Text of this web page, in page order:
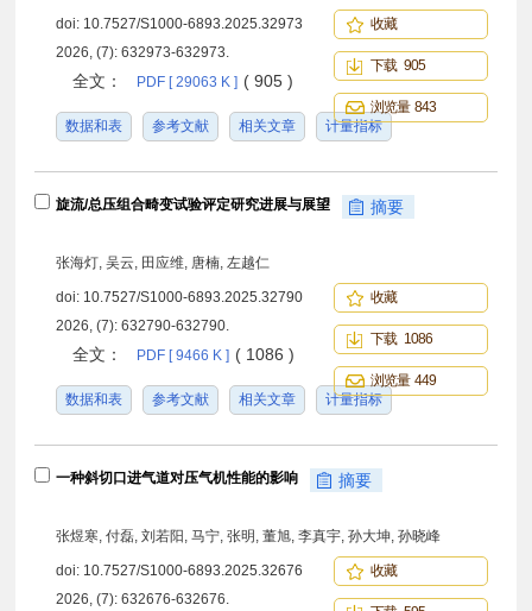
doi: 10.7527/S1000-6893.2025.32973
2026, (7): 632973-632973.
全文： PDF [ 29063 K ] ( 905 )
数据和表 参考文献 相关文章 计量指标
收藏
下载 905
浏览量 843
旋流/总压组合畸变试验评定研究进展与展望 摘要
张海灯, 吴云, 田应维, 唐楠, 左越仁
doi: 10.7527/S1000-6893.2025.32790
2026, (7): 632790-632790.
全文： PDF [ 9466 K ] ( 1086 )
数据和表 参考文献 相关文章 计量指标
收藏
下载 1086
浏览量 449
一种斜切口进气道对压气机性能的影响 摘要
张煜寒, 付磊, 刘若阳, 马宁, 张明, 董旭, 李真宇, 孙大坤, 孙晓峰
doi: 10.7527/S1000-6893.2025.32676
2026, (7): 632676-632676.
收藏